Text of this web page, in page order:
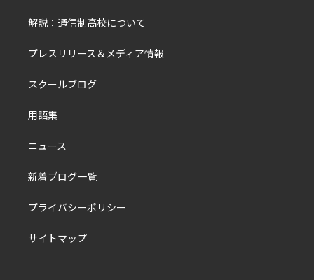
解説：通信制高校について
プレスリリース＆メディア情報
スクールブログ
用語集
ニュース
新着ブログ一覧
プライバシーポリシー
サイトマップ